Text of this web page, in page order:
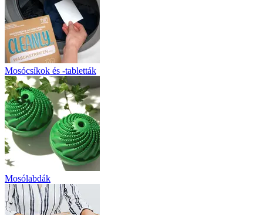
Mosócsíkok és -tabletták
Mosólabdák